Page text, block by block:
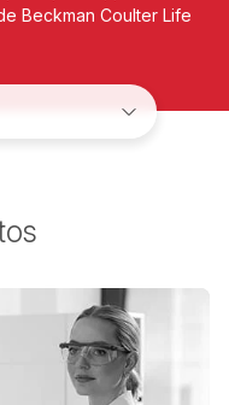
Beckman Coulter Life